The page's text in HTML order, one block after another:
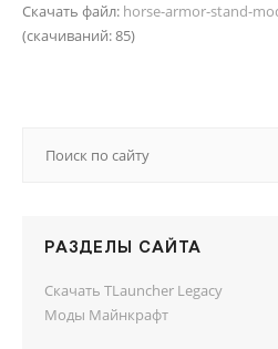
Скачать файл: horse-armor-stand-
(cкачиваний: 85)
РАЗДЕЛЫ САЙТА
Скачать TLauncher Legacy
Моды Майнкрафт